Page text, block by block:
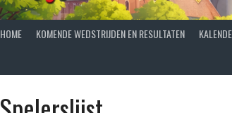
HOME KOMENDE WEDSTRIJDEN EN RESULTATEN